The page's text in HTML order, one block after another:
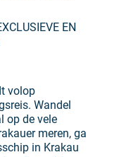
EN
volop
Wandel
op de vele
meren, ga
in Krakau